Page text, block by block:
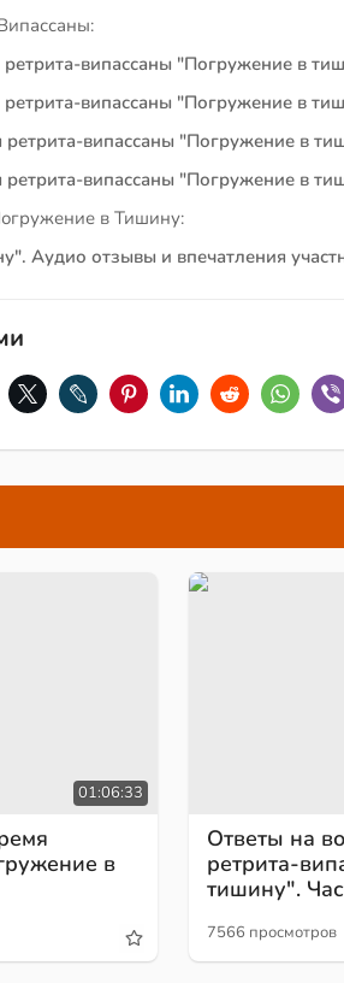
випассаны "Погружение в
випассаны "Погружение в
випассаны "Погружение в
випассаны "Погружение в
в Тишину:
Аудио отзывы и впечатления
01:06:33
в
Ответы на
ретрита-
тишину".
7566 просмотров